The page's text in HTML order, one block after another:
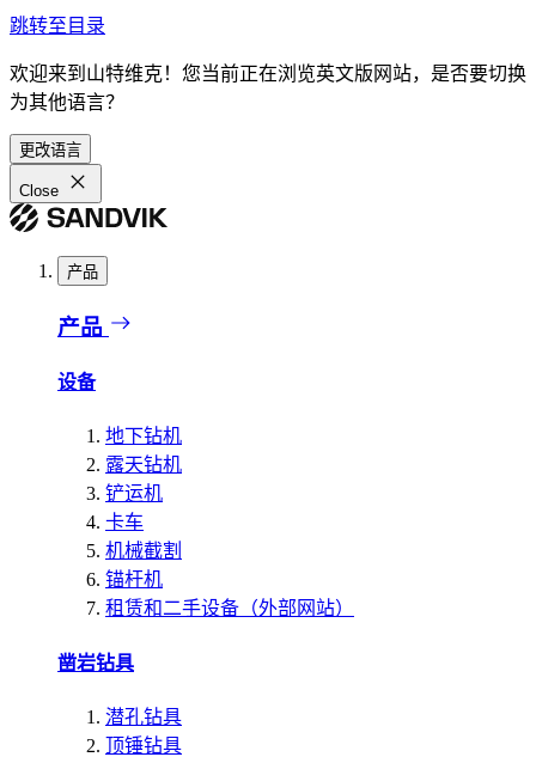
跳转至目录
欢迎来到山特维克！您当前正在浏览英文版网站，是否要切换
为其他语言？
更改语言
Close
产品
产品
设备
地下钻机
露天钻机
铲运机
卡车
机械截割
锚杆机
租赁和二手设备（外部网站）
凿岩钻具
潜孔钻具
顶锤钻具